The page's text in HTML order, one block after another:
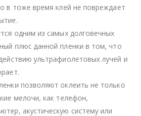
в тоже время клей не повреждает
одним из самых долговечных
плюс данной пленки в том, что
ультрафиолетовых лучей и
позволяют оклеить не только
мелочи, как телефон,
акустическую систему или